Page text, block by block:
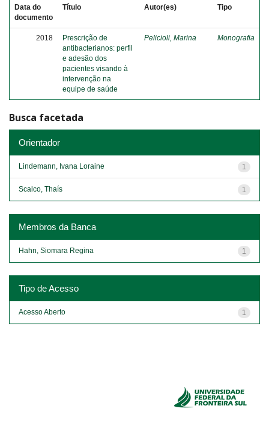
Data do
documento
Título Autor(es) Tipo
2018
Prescrição de
antibacterianos: perfil
e adesão dos
pacientes visando à
intervenção na
equipe de saúde
Pelicioli, Marina Monografia
Busca facetada
Orientador
1
Lindemann, Ivana Loraine
1
Scalco, Thaís
Membros da Banca
1
Hahn, Siomara Regina
Tipo de Acesso
1
Acesso Aberto